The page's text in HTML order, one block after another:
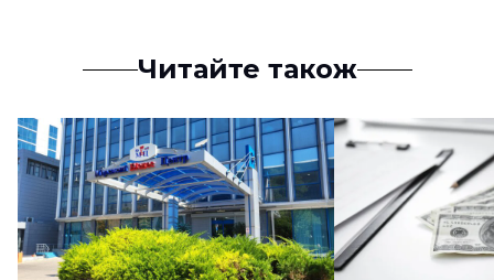
Читайте також